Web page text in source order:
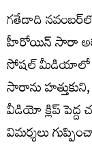
గతేడాది నవంబర్‌లో
హీరోయిన్ సారా
సోషల్ మీడియాలో
సారాను
వీడియో క్లిప్ పెద్ద
విమర్శలు